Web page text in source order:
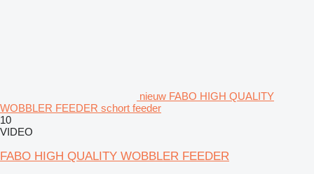
nieuw FABO HIGH QUALITY
WOBBLER FEEDER schort feeder
10
VIDEO
FABO HIGH QUALITY WOBBLER FEEDER